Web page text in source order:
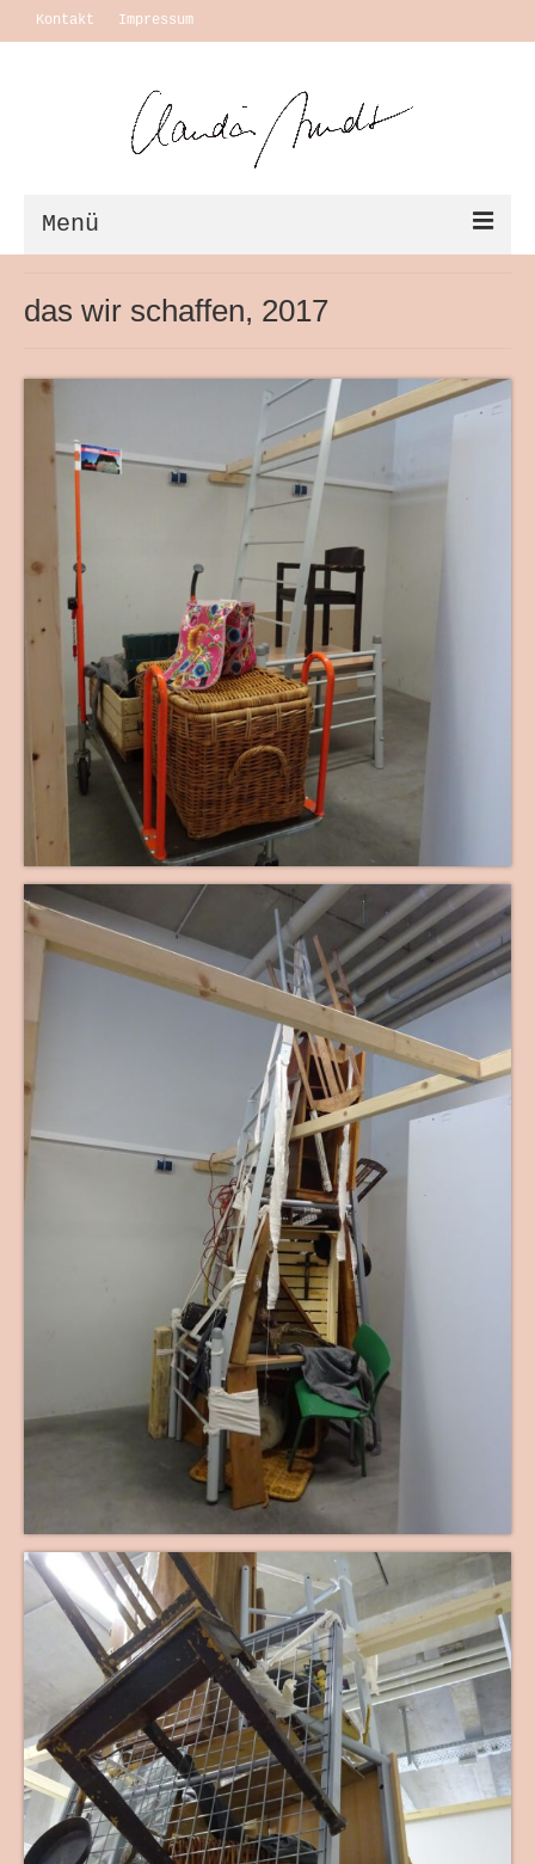
Kontakt Impressum
Menü
Motivation Themen
Ausstellungen
Objekt und Raum
Bild und Fotografie
Antependium
Werkstattverkauf
Wir Drei
Wickelhüte
Kurse + Termine
Die Zeit Atmet – SoulPage
Lichtspuren – SoulPage
das wir schaffen, 2017